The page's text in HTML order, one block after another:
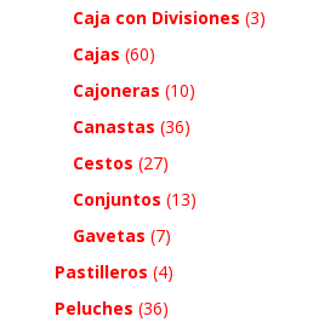
Caja con Divisiones (3)
Cajas (60)
Cajoneras (10)
Canastas (36)
Cestos (27)
Conjuntos (13)
Gavetas (7)
Pastilleros (4)
Peluches (36)